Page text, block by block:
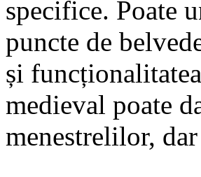
specifice. Poate
puncte de
și
medieval poate
menestrelilor,